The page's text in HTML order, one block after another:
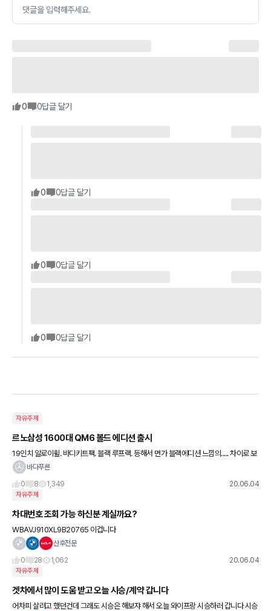
댓글을 입력해주세요.
0 0답글 달기
0 0답글 달기
0 0답글 달기
0 0답글 달기
자유주제
르노삼성 1600대 QM6 볼드 에디션 출시
19인치 알로이휠. 바디키트팩. 블랙 루프랙. 등해서 먼가 블랙에디션 느낌의..... 차이로 보
면 벤츠 일반-amg(디자인만요) 비엠이 일반-m팩 이런느낌일거같네요. 실내는 블랙시
바다푸른
0
8 1,349 20.06.04
자유주제
차대번호 조회 가능 하신분 계실까요?
WBAVJ910XL9B20765 이겁니다
산후전문
0
28 1,062 20.06.04
자유주제
겟차에서 많이 도움 받고 오늘 시승/계약 갑니다
어차피 살려고 했던건데 그래도 시승은 해보쟈 해서 오늘 와이프랑 시승하러 갑니다 시승